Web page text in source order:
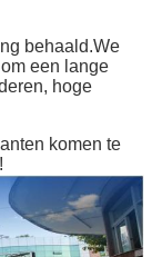
behaald.We
een lange
hoge
komen te